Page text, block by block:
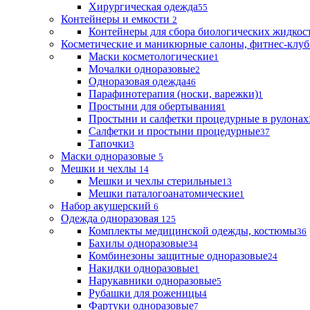
Хирургическая одежда55
Контейнеры и емкости 2
Контейнеры для сбора биологических
Косметические и маникюрные салоны, фитнес-
Маски косметологические1
Мочалки одноразовые2
Одноразовая одежда46
Парафинотерапия (носки, варежки)1
Простыни для обертывания1
Простыни и салфетки процедурные в рулонах
Салфетки и простыни процедурные37
Тапочки3
Маски одноразовые 5
Мешки и чехлы 14
Мешки и чехлы стерильные13
Мешки паталогоанатомические1
Набор акушерский 6
Одежда одноразовая 125
Комплекты медицинской одежды, костюмы36
Бахилы одноразовые34
Комбинезоны защитные одноразовые24
Накидки одноразовые1
Нарукавники одноразовые5
Рубашки для роженицы4
Фартуки одноразовые7